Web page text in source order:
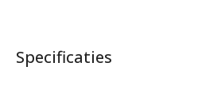
Specificaties